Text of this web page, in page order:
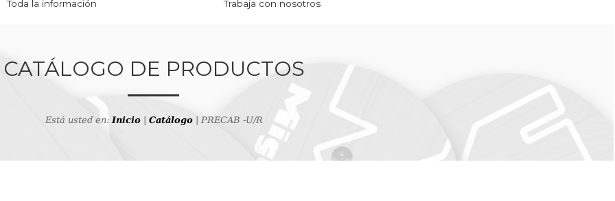
Toda la información Trabaja con nosotros
CATÁLOGO DE PRODUCTOS
Está usted en:Inicio| Catálogo| PRECAB -U/R